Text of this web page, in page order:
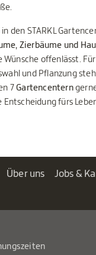
den STARKL
Zierbäume und
Wünsche offenlässt.
und Pflanzung
7Gartencentern
Entscheidung fürs
Über uns Jobs &